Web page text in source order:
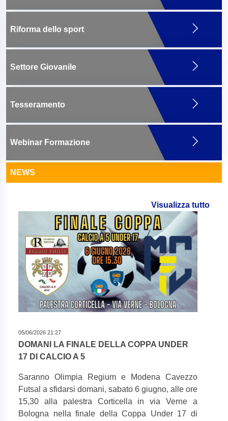
Riforma dello sport
Settore Giovanile
Tesseramento
Webinar Formazione
NEWS
Visualizza tutto
05/06/2026 21:27
DOMANI LA FINALE DELLA COPPA UNDER
17 DI CALCIO A 5
Saranno Olimpia Regium e Modena Cavezzo
Futsal a sfidarsi domani, sabato 6 giugno, alle ore
15,30 alla palestra Corticella in via Verne a
Bologna nella finale della Coppa Under 17 di